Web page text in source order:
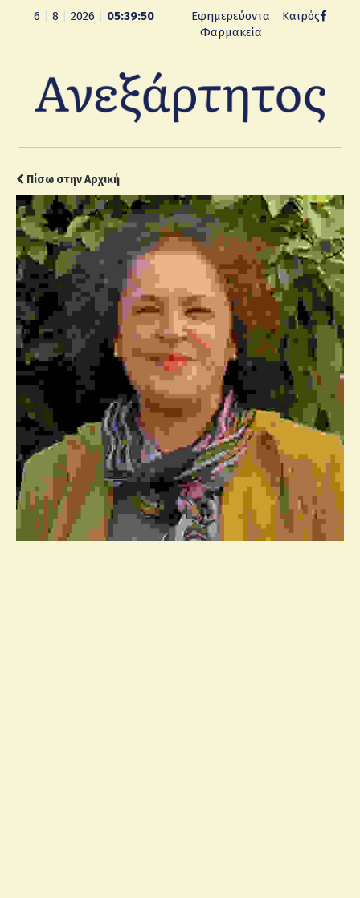
6 8 2026 05:39:51
Εφημερεύοντα
Φαρμακεία
Καιρός
Πίσω στην Αρχική